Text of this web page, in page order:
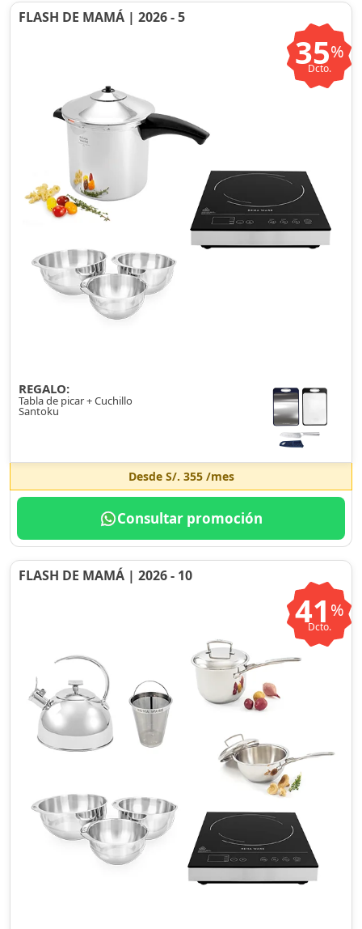
FLASH DE MAMÁ | 2026 - 5
35%
Dcto.
REGALO:
Tabla de picar + Cuchillo
Santoku
Desde S/. 355/mes
Consultar promoción
FLASH DE MAMÁ | 2026 - 10
41 %
Dcto.